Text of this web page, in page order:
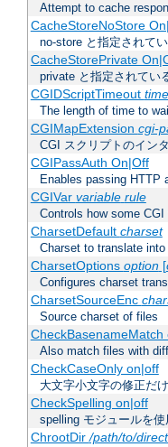
Attempt to cache
CacheStoreNoStore
no-store と指定されて
CacheStorePrivate
private と指定されてい
CGIDScriptTimeout time
The length of time to
CGIMapExtension cgi-
CGI スクリプトのイン
CGIPassAuth On|Off
Enables passing HTTP
CGIVar variable rule
Controls how some
CharsetDefault charset
Charset to translate into
CharsetOptions option[
Configures charset
CharsetSourceEnc
Source charset of files
CheckBasenameMatch
Also match files with
CheckCaseOnly on|off
大文字小文字の修正だ
CheckSpelling on|off
spelling モジュールを
ChrootDir/path/to/